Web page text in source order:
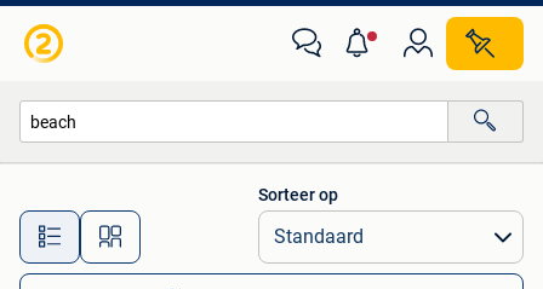
Alle afstanden…
Sorteer op